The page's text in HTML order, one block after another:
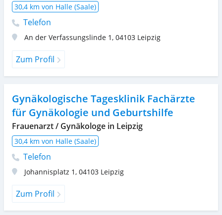
30,4 km von Halle (Saale)
Telefon
An der Verfassungslinde 1 , 04103 Leipzig
Zum Profil
Gynäkologische Tagesklinik Fachärzte
für Gynäkologie und Geburtshilfe
Frauenarzt / Gynäkologe in Leipzig
30,4 km von Halle (Saale)
Telefon
Johannisplatz 1 , 04103 Leipzig
Zum Profil